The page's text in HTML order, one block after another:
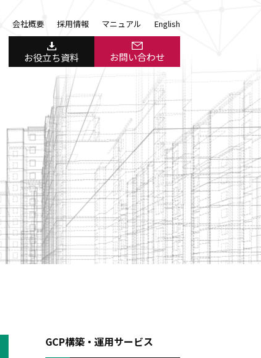
会社概要 採用情報 マニュアル English
お役立ち資料 お問い合わせ
GCP構築・運用サービス